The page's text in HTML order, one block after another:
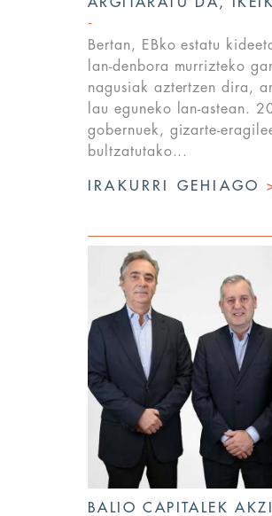
Bertan, EBko estatu
lan-denbora murrizteko
nagusiak aztertzen dira,
lau eguneko lan-astean.
gobernuek, gizarte-
bultzatutako...
IRAKURRI GEHIAGO
BALIO CAPITALEK